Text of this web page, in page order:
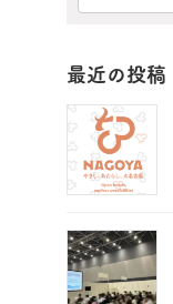
最近の投稿